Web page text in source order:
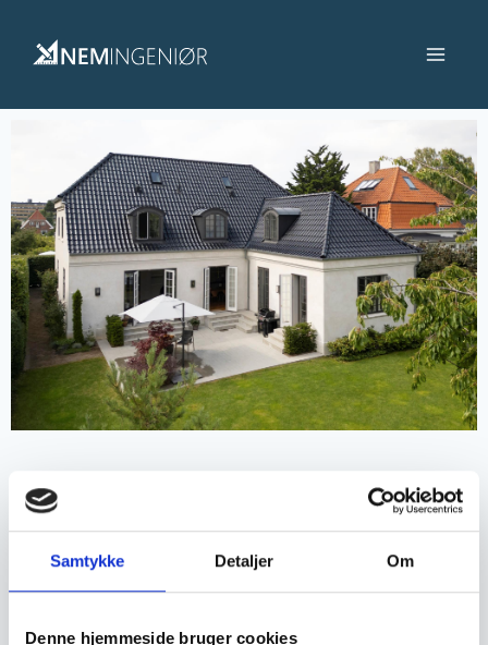
Samtykke Detaljer Om
Denne hjemmeside bruger cookies
First floor and total
rebuild villa